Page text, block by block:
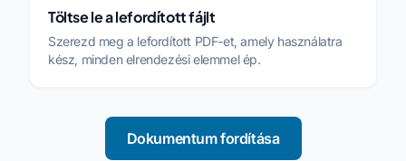
Töltse le a lefordított fájlt
Szerezd meg a lefordított PDF-et, amely használatra
kész, minden elrendezési elemmel ép.
Dokumentum fordítása